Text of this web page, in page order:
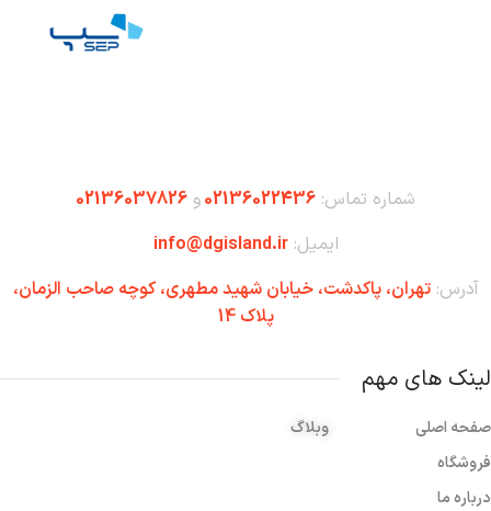
شماره تماس: 02136022436و 02136037826
ایمیل:info@dgisland.ir
آدرس:تهران،‌ پاکدشت، خیابان شهید مطهری، کوچه صاحب الزمان،
پلاک 14
لینک های مهم
صفحه اصلی
فروشگاه
درباره ما
وبلاگ